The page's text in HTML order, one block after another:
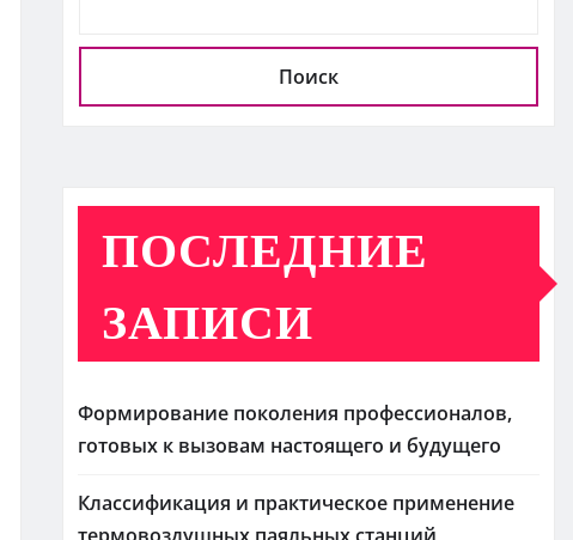
Поиск
ПОСЛЕДНИЕ
ЗАПИСИ
Формирование поколения профессионалов,
готовых к вызовам настоящего и будущего
Классификация и практическое применение